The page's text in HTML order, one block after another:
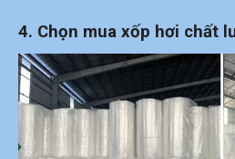
4. Chọn mua xốp hơi chất